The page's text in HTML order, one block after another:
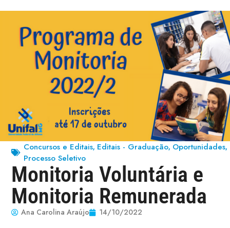
Concursos e Editais, Editais - Graduação, Oportunidades,
Processo Seletivo
Monitoria Voluntária e
Monitoria Remunerada
Ana Carolina Araújo 14/10/2022